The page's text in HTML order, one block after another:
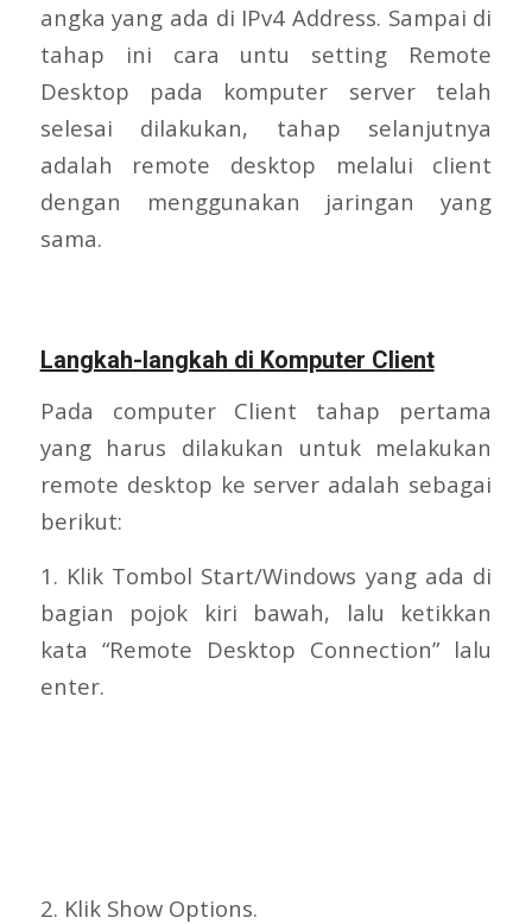
angka yang ada di IPv4 Address. Sampai di
tahap ini cara untu setting Remote
Desktop pada komputer server telah
selesai dilakukan, tahap selanjutnya
adalah remote desktop melalui client
dengan menggunakan jaringan yang
sama.
Langkah-langkah di Komputer Client
Pada computer Client tahap pertama
yang harus dilakukan untuk melakukan
remote desktop ke server adalah sebagai
berikut:
1. Klik Tombol Start/Windows yang ada di
bagian pojok kiri bawah, lalu ketikkan
kata “Remote Desktop Connection” lalu
enter.
2. Klik Show Options.